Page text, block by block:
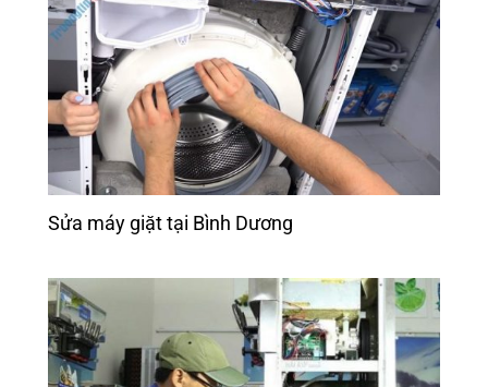
Sửa máy giặt tại Bình Dương